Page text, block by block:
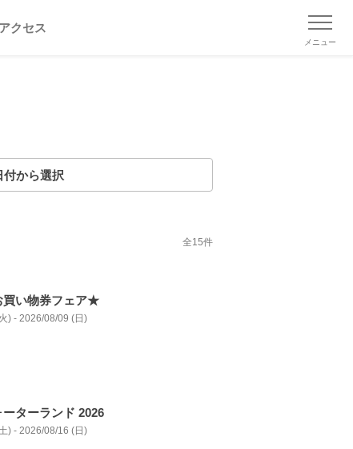
アクセス
メニュー
付から選択
全15件
い物券フェア★
) - 2026/08/09 (日)
ーターランド 2026
) - 2026/08/16 (日)